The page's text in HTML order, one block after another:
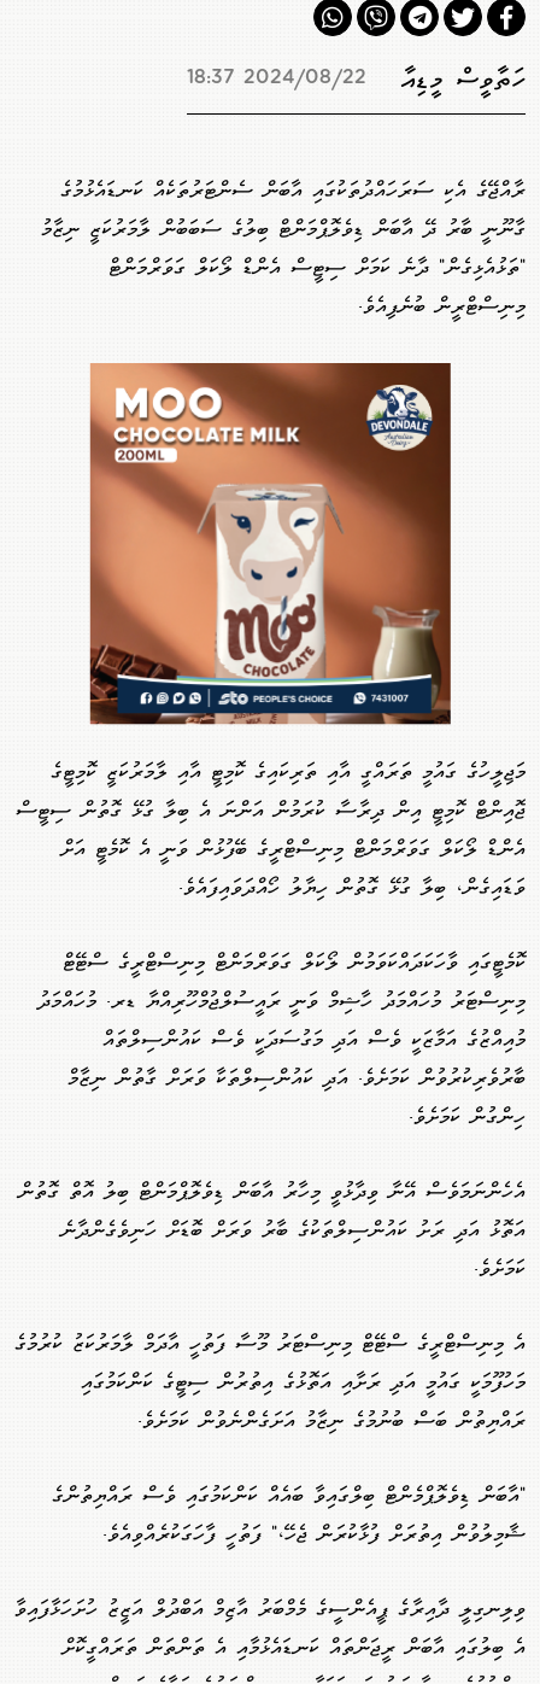
ހަތާވީސް މީޑިއާ 2024/08/22 18:37
ރާއްޖޭގެ އެކި ސަރަހައްދުތަކުގައި އާބަން ސެންޓަރުތަކެއް ކަނޑައެޅުމުގެ
ގާނޫނީ ބާރު ދޭ އާބަން ޑިވެލޮޕްމަންޓް ބިލުގެ ސަބަބުން ލާމަރުކަޒީ ނިޒާމު
"ތަޅުއެޅިގެން" ދާނެ ކަމަށް ސިޓީސް އެންޑް ލޯކަލް ގަވަރްމަންޓް
މިނިސްޓްރީން ބުނެފިއެވެ.
މަޖިލީހުގެ ގައުމީ ތަރައްގީ އާއި ތަރިކައިގެ ކޮމިޓީ އާއި ލާމަރުކަޒީ ކޮމިޓީގެ
ޖޮއިންޓް ކޮމިޓީ އިން ދިރާސާ ކުރަމުން އަންނަ އެ ބިލާ ގުޅޭ ގޮތުން ސިޓީސް
އެންޑް ލޯކަލް ގަވަރްމަންޓް މިނިސްޓްރީގެ ބޭފުޅުން ވަނީ އެ ކޮމެޓީ އަށް
ވަޑައިގެން، ބިލާ ގުޅޭ ގޮތުން ހިޔާލު ހޯއްދަވައިފައެވެ.
ކޮމެޓީގައި ވާހަކަދައްކަވަމުން ލޯކަލް ގަވަރްމަންޓް މިނިސްޓްރީގެ ސްޓޭޓް
މިނިސްޓަރު މުހައްމަދު ހާޝިމް ވަނީ ރައީސުލްޖުމްހޫރިއްޔާ ޑރ. މުހައްމަދު
މުއިއްޒުގެ އަމާޒަކީ ވެސް އަދި މަގުސަދަކީ ވެސް ކައުންސިލްތައް
ބާރުވެރިކުރުވުން ކަމަށެވެ. އަދި ކައުންސިލްތަކާ ވަރަށް ގާތުން ނިޒާމް
ހިންގުން ކަމަށެވެ.
އެހެންނަމަވެސް އޭނާ ވިދާޅުވީ މިހާރު އާބަން ޑިވެލޮޕްމަންޓް ބިލު އޮތް ގޮތުން
އަތޮޅު އަދި ރަށު ކައުންސިލްތަކުގެ ބާރު ވަރަށް ބޮޑަށް ހަނިވެގެންދާނެ
ކަމަށެވެ.
އެ މިނިސްޓްރީގެ ސްޓޭޓް މިނިސްޓަރު މޫސާ ފަތުހީ އާދަމް ލާމަރުކަޒު ކުރުމުގެ
މަހުފޫމަކީ ގައުމީ އަދި ރަށާއި އަތޮޅުގެ އިތުރުން ސިޓީގެ ކަންކަމުގައި
ރައްޔިތުން ބަސް ބުނުމުގެ ނިޒާމު އަށަގެންނެވުން ކަމަށެވެ.
"އާބަން ޑިވެލޮޕްމެންޓް ބިލްގައިވާ ބައެއް ކަންކަމުގައި ވެސް ރައްޔިތުންގެ
ޝާމިލުވުން އިތުރަށް ފުޅާކުރަން ޖެހޭ،" ފަތުހީ ފާހަގަކުރެއްވިއެވެ.
ވިލިނގިލީ ދާއިރާގެ ޕީއެންސީގެ މެމްބަރު އާޒިމް އަބްދުލް އަޒީޒު ހުށަހަޅާފައިވާ
އެ ބިލުގައި އާބަން ރީޖަންތައް ކަނޑައެޅުމާއި އެ ތަންތަން ތަރައްގީކޮށް